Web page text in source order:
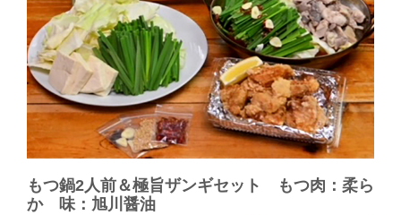
もつ鍋2人前＆極旨ザンギセット もつ肉：柔ら
か 味：旭川醤油